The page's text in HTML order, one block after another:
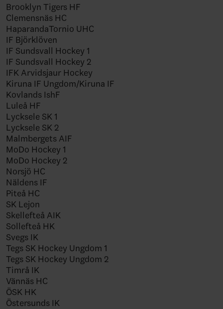
Brooklyn Tigers HF
Clemensnäs HC
HaparandaTornio UHC
IF Björklöven
IF Sundsvall Hockey 1
IF Sundsvall Hockey 2
IFK Arvidsjaur Hockey
Kiruna IF Ungdom/Kiruna IF
Kovlands IshF
Luleå HF
Lycksele SK 1
Lycksele SK 2
Malmbergets AIF
MoDo Hockey 1
MoDo Hockey 2
Norsjö HC
Näldens IF
Piteå HC
SK Lejon
Skellefteå AIK
Sollefteå HK
Svegs IK
Tegs SK Hockey Ungdom 1
Tegs SK Hockey Ungdom 2
Timrå IK
Vännäs HC
ÖSK HK
Östersunds IK